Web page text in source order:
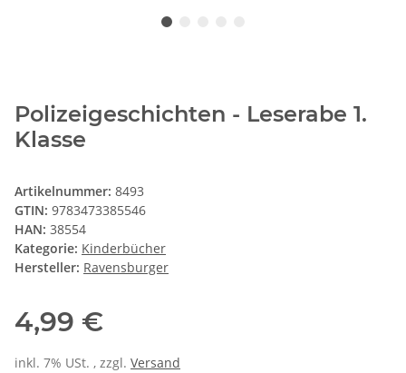
Polizeigeschichten - Leserabe 1.
Klasse
Artikelnummer: 8493
GTIN: 9783473385546
HAN: 38554
Kategorie: Kinderbücher
Hersteller: Ravensburger
4,99 €
inkl. 7% USt. , zzgl. Versand